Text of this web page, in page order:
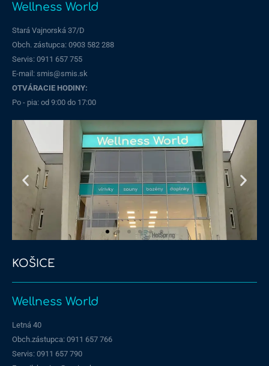
Wellness World
Stará Vajnorská 37/D
Obch. zástupca: 0903 582 288
Servis: 0911 657 755
E-mail: smis@smis.sk
OTVÁRACIE HODINY:
Po - pia: od 9:00 do 17:00
KOŠICE
Wellness World
Letná 40
Obch.zástupca: 0911 657 766
Servis: 0911 657 790​